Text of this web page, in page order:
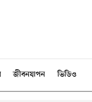
জীবনযাপন ভিডিও